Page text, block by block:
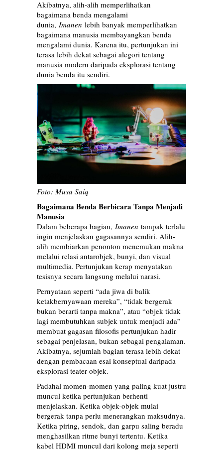
Akibatnya, alih-alih memperlihatkan
bagaimana benda mengalami
dunia, Imanen lebih banyak memperlihatkan
bagaimana manusia membayangkan benda
mengalami dunia. Karena itu, pertunjukan ini
terasa lebih dekat sebagai alegori tentang
manusia modern daripada eksplorasi tentang
dunia benda itu sendiri.
Foto: Musa Saiq
Bagaimana Benda Berbicara Tanpa Menjadi
Manusia
Dalam beberapa bagian, Imanen tampak terlalu
ingin menjelaskan gagasannya sendiri. Alih-
alih membiarkan penonton menemukan makna
melalui relasi antarobjek, bunyi, dan visual
multimedia. Pertunjukan kerap menyatakan
tesisnya secara langsung melalui narasi.
Pernyataan seperti “ada jiwa di balik
ketakbernyawaan mereka”, “tidak bergerak
bukan berarti tanpa makna”, atau “objek tidak
lagi membutuhkan subjek untuk menjadi ada”
membuat gagasan filosofis pertunjukan hadir
sebagai penjelasan, bukan sebagai pengalaman.
Akibatnya, sejumlah bagian terasa lebih dekat
dengan pembacaan esai konseptual daripada
eksplorasi teater objek.
Padahal momen-momen yang paling kuat justru
muncul ketika pertunjukan berhenti
menjelaskan. Ketika objek-objek mulai
bergerak tanpa perlu menerangkan maksudnya.
Ketika piring, sendok, dan garpu saling beradu
menghasilkan ritme bunyi tertentu. Ketika
kabel HDMI muncul dari kolong meja seperti